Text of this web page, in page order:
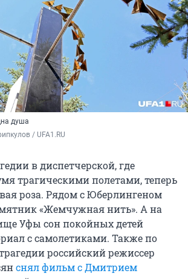
душа
/ UFA1.RU
в диспетчерской, где
трагическими полетами, теперь
роза. Рядом с Юберлингеном
«Жемчужная нить». А на
Уфы сон покойных детей
с самолетиками. Также по
российский режиссер
снял фильм с Дмитрием